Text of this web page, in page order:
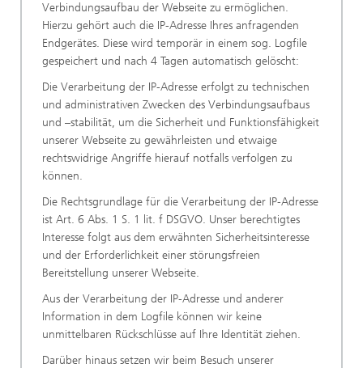
Verbindungsaufbau der Webseite zu ermöglichen.
Hierzu gehört auch die IP-Adresse Ihres anfragenden
Endgerätes. Diese wird temporär in einem sog. Logfile
gespeichert und nach 4 Tagen automatisch gelöscht:
Die Verarbeitung der IP-Adresse erfolgt zu technischen
und administrativen Zwecken des Verbindungsaufbaus
und –stabilität, um die Sicherheit und Funktionsfähigkeit
unserer Webseite zu gewährleisten und etwaige
rechtswidrige Angriffe hierauf notfalls verfolgen zu
können.
Die Rechtsgrundlage für die Verarbeitung der IP-Adresse
ist Art. 6 Abs. 1 S. 1 lit. f DSGVO. Unser berechtigtes
Interesse folgt aus dem erwähnten Sicherheitsinteresse
und der Erforderlichkeit einer störungsfreien
Bereitstellung unserer Webseite.
Aus der Verarbeitung der IP-Adresse und anderer
Information in dem Logfile können wir keine
unmittelbaren Rückschlüsse auf Ihre Identität ziehen.
Darüber hinaus setzen wir beim Besuch unserer